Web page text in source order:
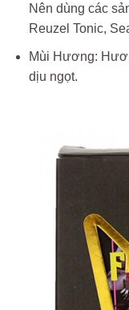
Nên dùng các
Reuzel Tonic,
Mùi Hương:
dịu ngọt.